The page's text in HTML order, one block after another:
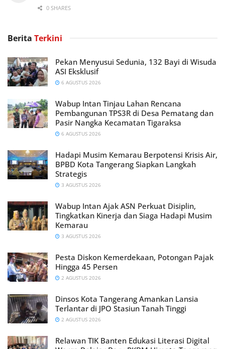
0 SHARES
Berita Terkini
Pekan Menyusui Sedunia, 132 Bayi di Wisuda
ASI Eksklusif
6 AGUSTUS 2026
Wabup Intan Tinjau Lahan Rencana
Pembangunan TPS3R di Desa Pematang dan
Pasir Nangka Kecamatan Tigaraksa
6 AGUSTUS 2026
Hadapi Musim Kemarau Berpotensi Krisis Air,
BPBD Kota Tangerang Siapkan Langkah
Strategis
3 AGUSTUS 2026
Wabup Intan Ajak ASN Perkuat Disiplin,
Tingkatkan Kinerja dan Siaga Hadapi Musim
Kemarau
3 AGUSTUS 2026
Pesta Diskon Kemerdekaan, Potongan Pajak
Hingga 45 Persen
2 AGUSTUS 2026
Dinsos Kota Tangerang Amankan Lansia
Terlantar di JPO Stasiun Tanah Tinggi
2 AGUSTUS 2026
Relawan TIK Banten Edukasi Literasi Digital